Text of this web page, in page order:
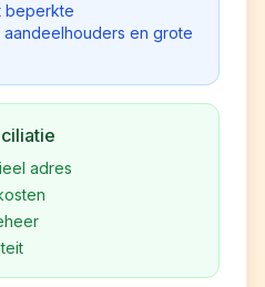
beperkte
en grote
adres